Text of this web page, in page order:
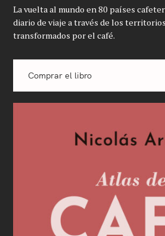
La vuelta al mundo en 80 países
diario de viaje a través de los
transformados por el café.
Comprar el libro